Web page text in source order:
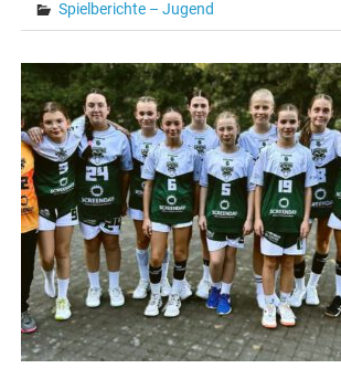
Spielberichte – Jugend